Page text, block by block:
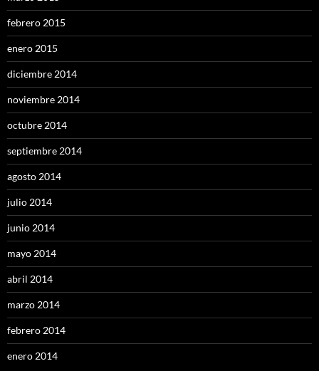
febrero 2015
enero 2015
diciembre 2014
noviembre 2014
octubre 2014
septiembre 2014
agosto 2014
julio 2014
junio 2014
mayo 2014
abril 2014
marzo 2014
febrero 2014
enero 2014